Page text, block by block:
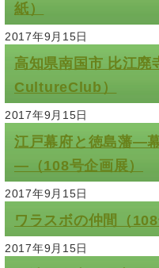
紙）
2017年9月15日
高知県南国市 比江廃
CultureClub）
2017年9月15日
江戸幕府と徳島藩―
―（108号企画展）
2017年9月15日
ワラスボの仲間（108
2017年9月15日